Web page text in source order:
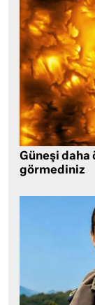
Güneşi daha
görmediniz